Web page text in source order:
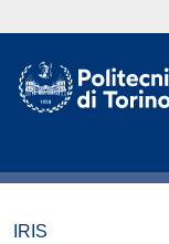
IRIS